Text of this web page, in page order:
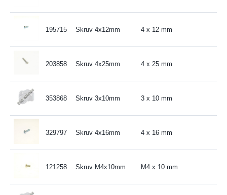
195715 Skruv 4x12mm 4 x 12 mm
203858 Skruv 4x25mm 4 x 25 mm
353868 Skruv 3x10mm 3 x 10 mm
329797 Skruv 4x16mm 4 x 16 mm
121258 Skruv M4x10mm M4 x 10 mm